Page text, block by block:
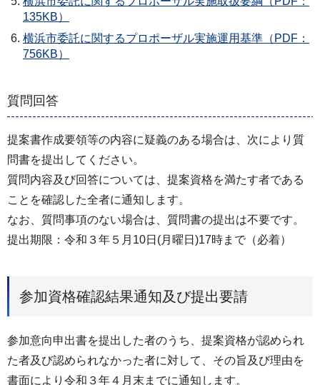
135KB）
横浜市委託に関するプロポーザル実施運用基準（PDF：
756KB）
質問回答
提案書作成要領等の内容に疑義のある場合は、次により質
問書を提出してください。
質問内容及び回答については、提案資格を満たす者である
ことを確認した全者に通知します。
なお、質問事項のない場合は、質問書の提出は不要です。
提出期限：令和３年５月10日(月曜日)17時まで（必着）
参加資格確認結果通知及び提出要請
参加意向申出書を提出した者のうち、提案資格が認められ
た者及び認められなかった者に対して、その旨及び理由を
書面により令和３年４月末までに通知します。